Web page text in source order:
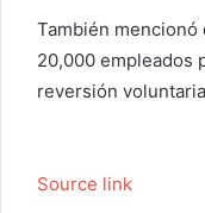
i
c
o
También mencionó
20,000 empleados
reversión
Source link